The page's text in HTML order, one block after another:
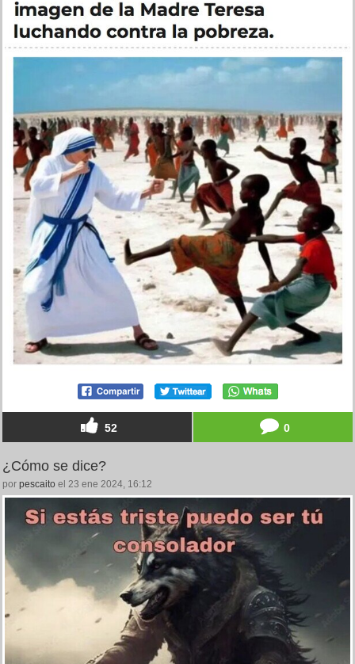
52 0
¿Cómo se dice?
por pescaito el 23 ene 2024, 16:12